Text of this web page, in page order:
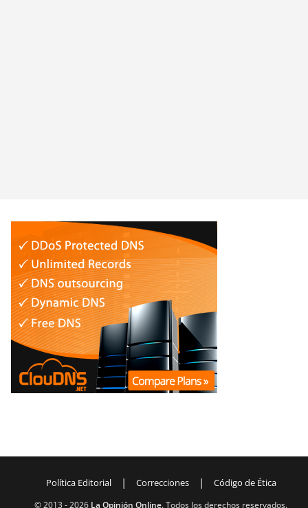
Política Editorial | Correcciones | Código de Ética
© 2013 -2026 La Opinión Online. Todos los derechos reservados.